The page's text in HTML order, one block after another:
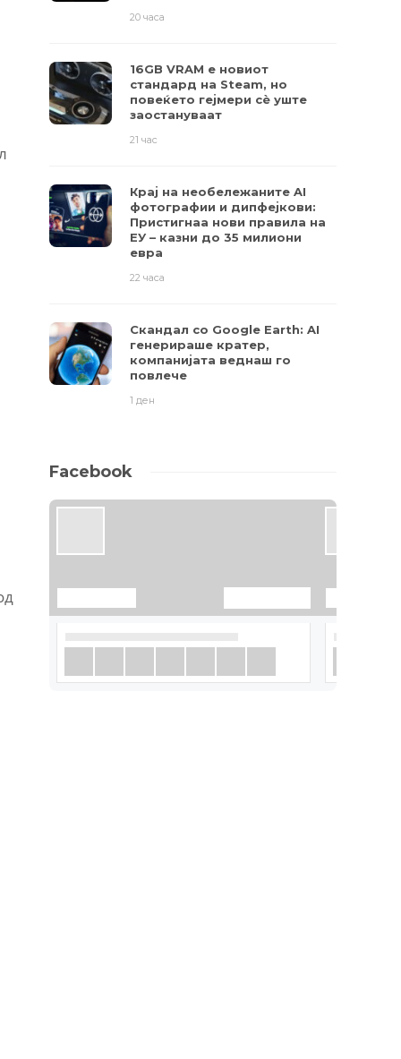
20 часа
16GB VRAM е новиот
стандард на Steam, но
повеќето гејмери ​​сè уште
заостануваат
21 час
Крај на необележаните AI
фотографии и дипфејкови:
Пристигнаа нови правила на
ЕУ – казни до 35 милиони
евра
22 часа
Скандал со Google Earth: AI
генерираше кратер,
компанијата веднаш го
повлече
1 ден
Facebook